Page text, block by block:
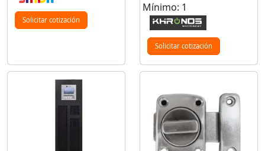
Solicitar cotización
Mínimo: 1
Solicitar cotización